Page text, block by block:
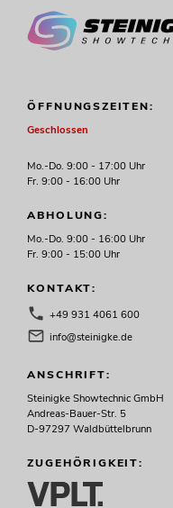
ÖFFNUNGSZEITEN:
Geschlossen
Mo.-Do. 9:00 - 17:00 Uhr
Fr. 9:00 - 16:00 Uhr
ABHOLUNG:
Mo.-Do. 9:00 - 16:00 Uhr
Fr. 9:00 - 15:00 Uhr
KONTAKT:
+49 931 4061 600
info@steinigke.de
ANSCHRIFT:
Steinigke Showtechnic GmbH
Andreas-Bauer-Str. 5
D-97297 Waldbüttelbrunn
ZUGEHÖRIGKEIT: